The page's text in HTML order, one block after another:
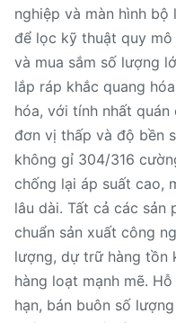
nghiệp và màn hình
để lọc kỹ thuật quy
và mua sắm số lượng
lắp ráp khắc quang
hóa, với tính nhất
đơn vị thấp và độ bền
không gỉ 304/316
chống lại áp suất cao,
lâu dài. Tất cả các sản
chuẩn sản xuất công
lượng, dự trữ hàng tồn
hàng loạt mạnh mẽ.
hạn, bán buôn số